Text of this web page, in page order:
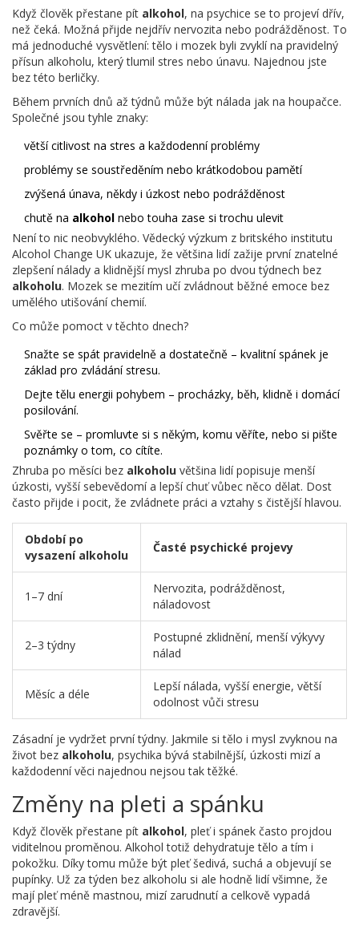
Když člověk přestane pít alkohol, na psychice se to projeví dřív,
než čeká. Možná přijde nejdřív nervozita nebo podrážděnost. To
má jednoduché vysvětlení: tělo i mozek byli zvyklí na pravidelný
přísun alkoholu, který tlumil stres nebo únavu. Najednou jste
bez této berličky.
Během prvních dnů až týdnů může být nálada jak na houpačce.
Společné jsou tyhle znaky:
větší citlivost na stres a každodenní problémy
problémy se soustředěním nebo krátkodobou pamětí
zvýšená únava, někdy i úzkost nebo podrážděnost
chutě na alkohol nebo touha zase si trochu ulevit
Není to nic neobvyklého. Vědecký výzkum z britského institutu
Alcohol Change UK ukazuje, že většina lidí zažije první znatelné
zlepšení nálady a klidnější mysl zhruba po dvou týdnech bez
alkoholu. Mozek se mezitím učí zvládnout běžné emoce bez
umělého utišování chemií.
Co může pomoct v těchto dnech?
Snažte se spát pravidelně a dostatečně – kvalitní spánek je
základ pro zvládání stresu.
Dejte tělu energii pohybem – procházky, běh, klidně i domácí
posilování.
Svěřte se – promluvte si s někým, komu věříte, nebo si pište
poznámky o tom, co cítíte.
Zhruba po měsíci bez alkoholu většina lidí popisuje menší
úzkosti, vyšší sebevědomí a lepší chuť vůbec něco dělat. Dost
často přijde i pocit, že zvládnete práci a vztahy s čistější hlavou.
Období po
vysazení alkoholu
Časté psychické projevy
1–7 dní
Nervozita, podrážděnost,
náladovost
2–3 týdny
Postupné zklidnění, menší výkyvy
nálad
Měsíc a déle
Lepší nálada, vyšší energie, větší
odolnost vůči stresu
Zásadní je vydržet první týdny. Jakmile si tělo i mysl zvyknou na
život bez alkoholu, psychika bývá stabilnější, úzkosti mizí a
každodenní věci najednou nejsou tak těžké.
Změny na pleti a spánku
Když člověk přestane pít alkohol, pleť i spánek často projdou
viditelnou proměnou. Alkohol totiž dehydratuje tělo a tím i
pokožku. Díky tomu může být pleť šedivá, suchá a objevují se
pupínky. Už za týden bez alkoholu si ale hodně lidí všimne, že
mají pleť méně mastnou, mizí zarudnutí a celkově vypadá
zdravější.